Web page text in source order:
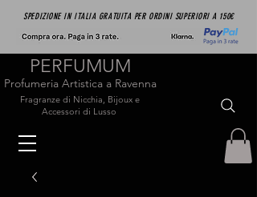
PERFUMUM
Profumeria Artistica a Ravenna
Fragranze di Nicchia, Bijoux e
Accessori di Lusso
SPEDIZIONE IN ITALIA GRATUITA PER ORDINI SUPERIORI A 150€